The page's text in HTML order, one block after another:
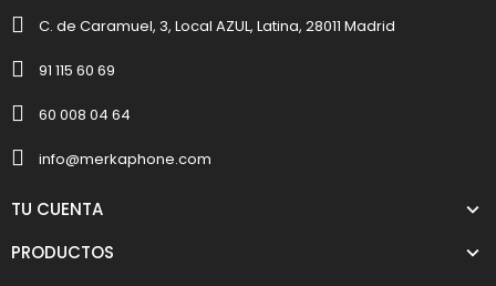
C. de Caramuel, 3, Local AZUL, Latina, 28011 Madrid
91 115 60 69
60 008 04 64
info@merkaphone.com
TU CUENTA
PRODUCTOS